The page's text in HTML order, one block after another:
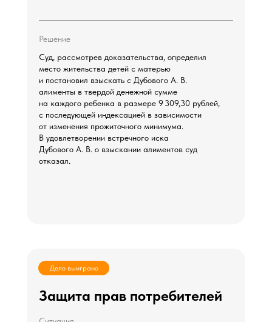
Суд, рассмотрев доказательства, определил
место жительства детей с матерью
и постановил взыскать с Дубового А. В.
алименты в твердой денежной сумме
на каждого ребенка в размере 9 309,30 рублей,
с последующей индексацией в зависимости
от изменения прожиточного минимума.
В удовлетворении встречного иска
Дубового А. В. о взыскании алиментов суд
отказал.
Решение
Дело выиграно
Защита прав потребителей